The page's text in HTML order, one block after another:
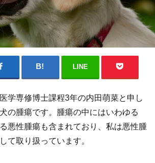
LINE
学専修博士課程3年の内田萌菜と申し
の腫瘍です。腫瘍の中にはいわゆる
悪性腫瘍も含まれており、私は悪性腫
て取り扱っています。